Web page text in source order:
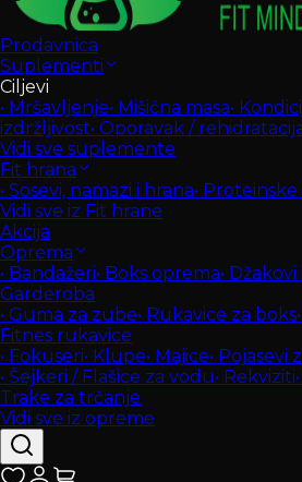
Prodavnica
Suplementi
Ciljevi
• Mršavljenje• Mišićna masa•
izdržljivost• Oporavak /
Vidi sve suplemente
Fit hrana
• Sosevi, namazi i hrana• Proteinske
Vidi sve iz Fit hrane
Akcija
Oprema
• Bandažeri• Boks oprema•
Garderoba
• Guma za zube• Rukavice za boks•
Fitnes rukavice
• Fokuseri• Klupe• Majice• Pojasevi
• Šejkeri / Flašice za vodu• Rekviziti•
Trake za trčanje
Vidi sve iz opreme